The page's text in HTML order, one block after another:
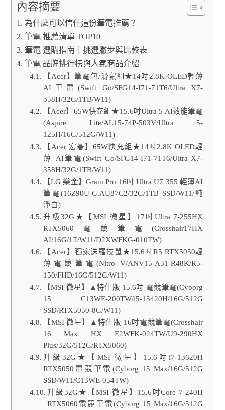
內容摘要
為什麼可以信任這份筆電推薦？
筆電 推薦清單 TOP10
筆電 選購指南｜挑選撇步與比較表
筆電 品牌排行榜與人氣商品介紹
【Acer】筆電包/滑鼠組★14吋2.8K OLED輕薄
AI筆電(Swift Go/SFG14-I71-71T6/Ultra X7-
358H/32G/1TB/W11)
【Acer】65W快充組★15.6吋Ultra 5 AI效能筆電
(Aspire Lite/AL15-74P-503V/Ultra 5-
125H/16G/512G/W11)
【Acer 宏碁】65W快充組★14吋2.8K OLED輕
薄 AI筆電(Swift Go/SFG14-I71-71T6/Ultra X7-
358H/32G/1TB/W11)
【LG 樂金】Gram Pro 16吋 Ultra U7 355 輕薄AI
筆電(16Z90U-G.AU87C2/32G/1TB SSD/W11/純
淨白)
升級32G★【MSI 微星】17吋Ultra 7-255HX
RTX5060電競筆電(Crosshair17HX
AI/16G/1T/W11/D2XWFKG-010TW)
【Acer】獨家送羅技鼠★15.6吋R5 RTX5050輕
薄電競筆電(Nitro V/ANV15-A31-R48K/R5-
150/FHD/16G/512G/W11)
【MSI 微星】▲特仕版 15.6吋 電競筆電(Cyborg
15 C13WE-200TW/i5-13420H/16G/512G
SSD/RTX5050-8G/W11)
【MSI 微星】▲特仕版 16吋電競筆電(Crosshair
16 Max HX E2WFK-024TW/U9-290HX
Plus/32G/512G/RTX5060)
升級32G★【MSI 微星】15.6吋i7-13620H
RTX5050電競筆電(Cyborg 15 Max/16G/512G
SSD/W11/C13WE-054TW)
升級32G★【MSI 微星】15.6吋Core 7-240H
RTX5060電競筆電(Cyborg 15 Max/16G/512G